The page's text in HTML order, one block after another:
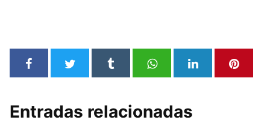
Entradas relacionadas